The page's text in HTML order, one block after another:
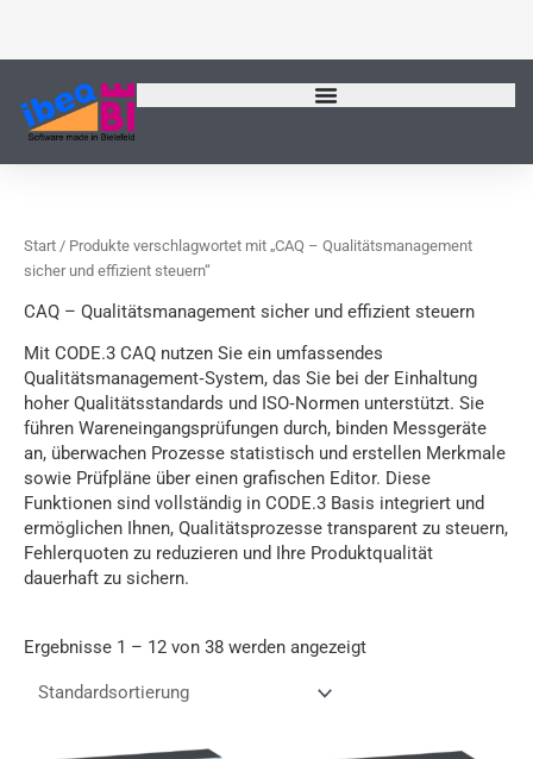
springen
Start / Produkte verschlagwortet mit „CAQ – Qualitätsmanagement
sicher und effizient steuern“
CAQ – Qualitätsmanagement sicher und effizient steuern
Mit CODE.3 CAQ nutzen Sie ein umfassendes
Qualitätsmanagement‑System, das Sie bei der Einhaltung
hoher Qualitätsstandards und ISO‑Normen unterstützt. Sie
führen Wareneingangsprüfungen durch, binden Messgeräte
an, überwachen Prozesse statistisch und erstellen Merkmale
sowie Prüfpläne über einen grafischen Editor. Diese
Funktionen sind vollständig in CODE.3 Basis integriert und
ermöglichen Ihnen, Qualitätsprozesse transparent zu steuern,
Fehlerquoten zu reduzieren und Ihre Produktqualität
dauerhaft zu sichern.
Ergebnisse 1 – 12 von 38 werden angezeigt